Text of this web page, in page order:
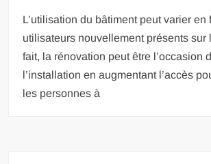
L’utilisation du bâtiment peut varier en
utilisateurs nouvellement présents sur
fait, la rénovation peut être l’occasion
l’installation en augmentant l’accès
les personnes à